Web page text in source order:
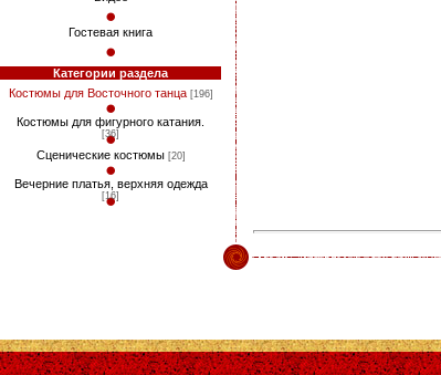
Гостевая книга
Категории раздела
Костюмы для Восточного танца [196]
Костюмы для фигурного катания.
[36]
Сценические костюмы [20]
Вечерние платья, верхняя одежда
[16]